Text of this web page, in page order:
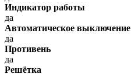
Индикатор работы
да
Автоматическое выключение
да
Противень
да
Решётка